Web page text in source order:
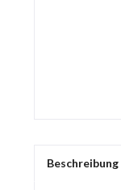
Beschreibung